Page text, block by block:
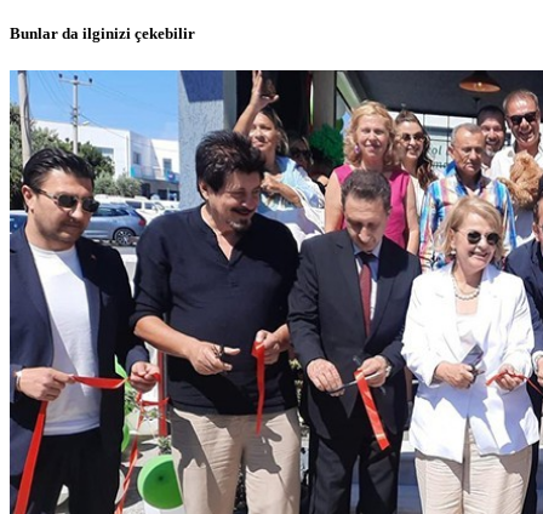
Bunlar da ilginizi çekebilir